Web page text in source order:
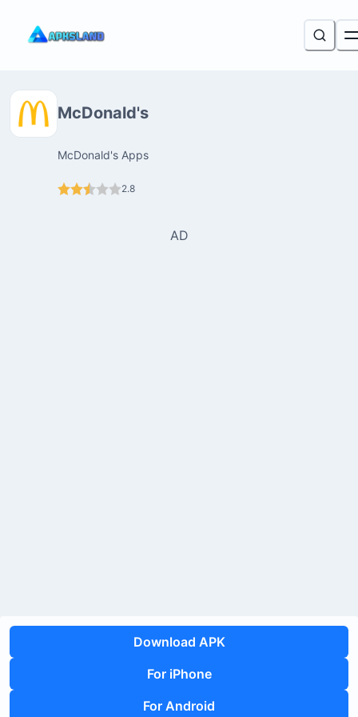
McDonald's
McDonald's Apps
2.8
AD
Download APK
For iPhone
For Android